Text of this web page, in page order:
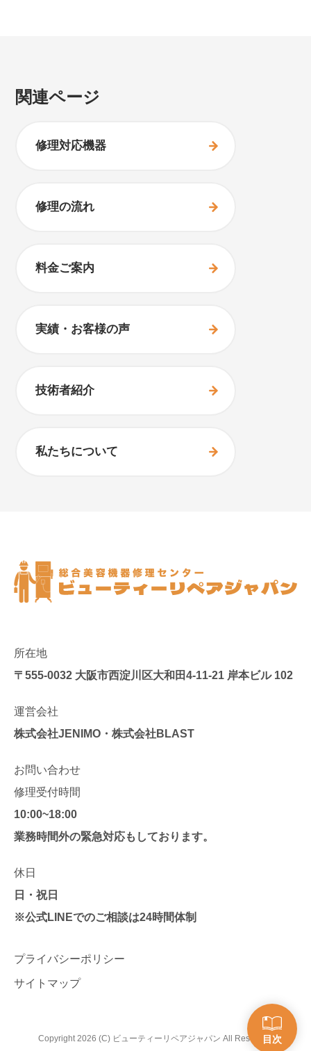
関連ページ
修理対応機器
修理の流れ
料金ご案内
実績・お客様の声
技術者紹介
私たちについて
所在地
〒555-0032 大阪市西淀川区大和田4-11-21 岸本ビル 102
運営会社
株式会社JENIMO・株式会社BLAST
お問い合わせ
修理受付時間
10:00~18:00
業務時間外の緊急対応もしております。
休日
日・祝日
※公式LINEでのご相談は24時間体制
プライバシーポリシー
サイトマップ
Copyright 2026 (C) ビューティーリペアジャパン All Reserved.